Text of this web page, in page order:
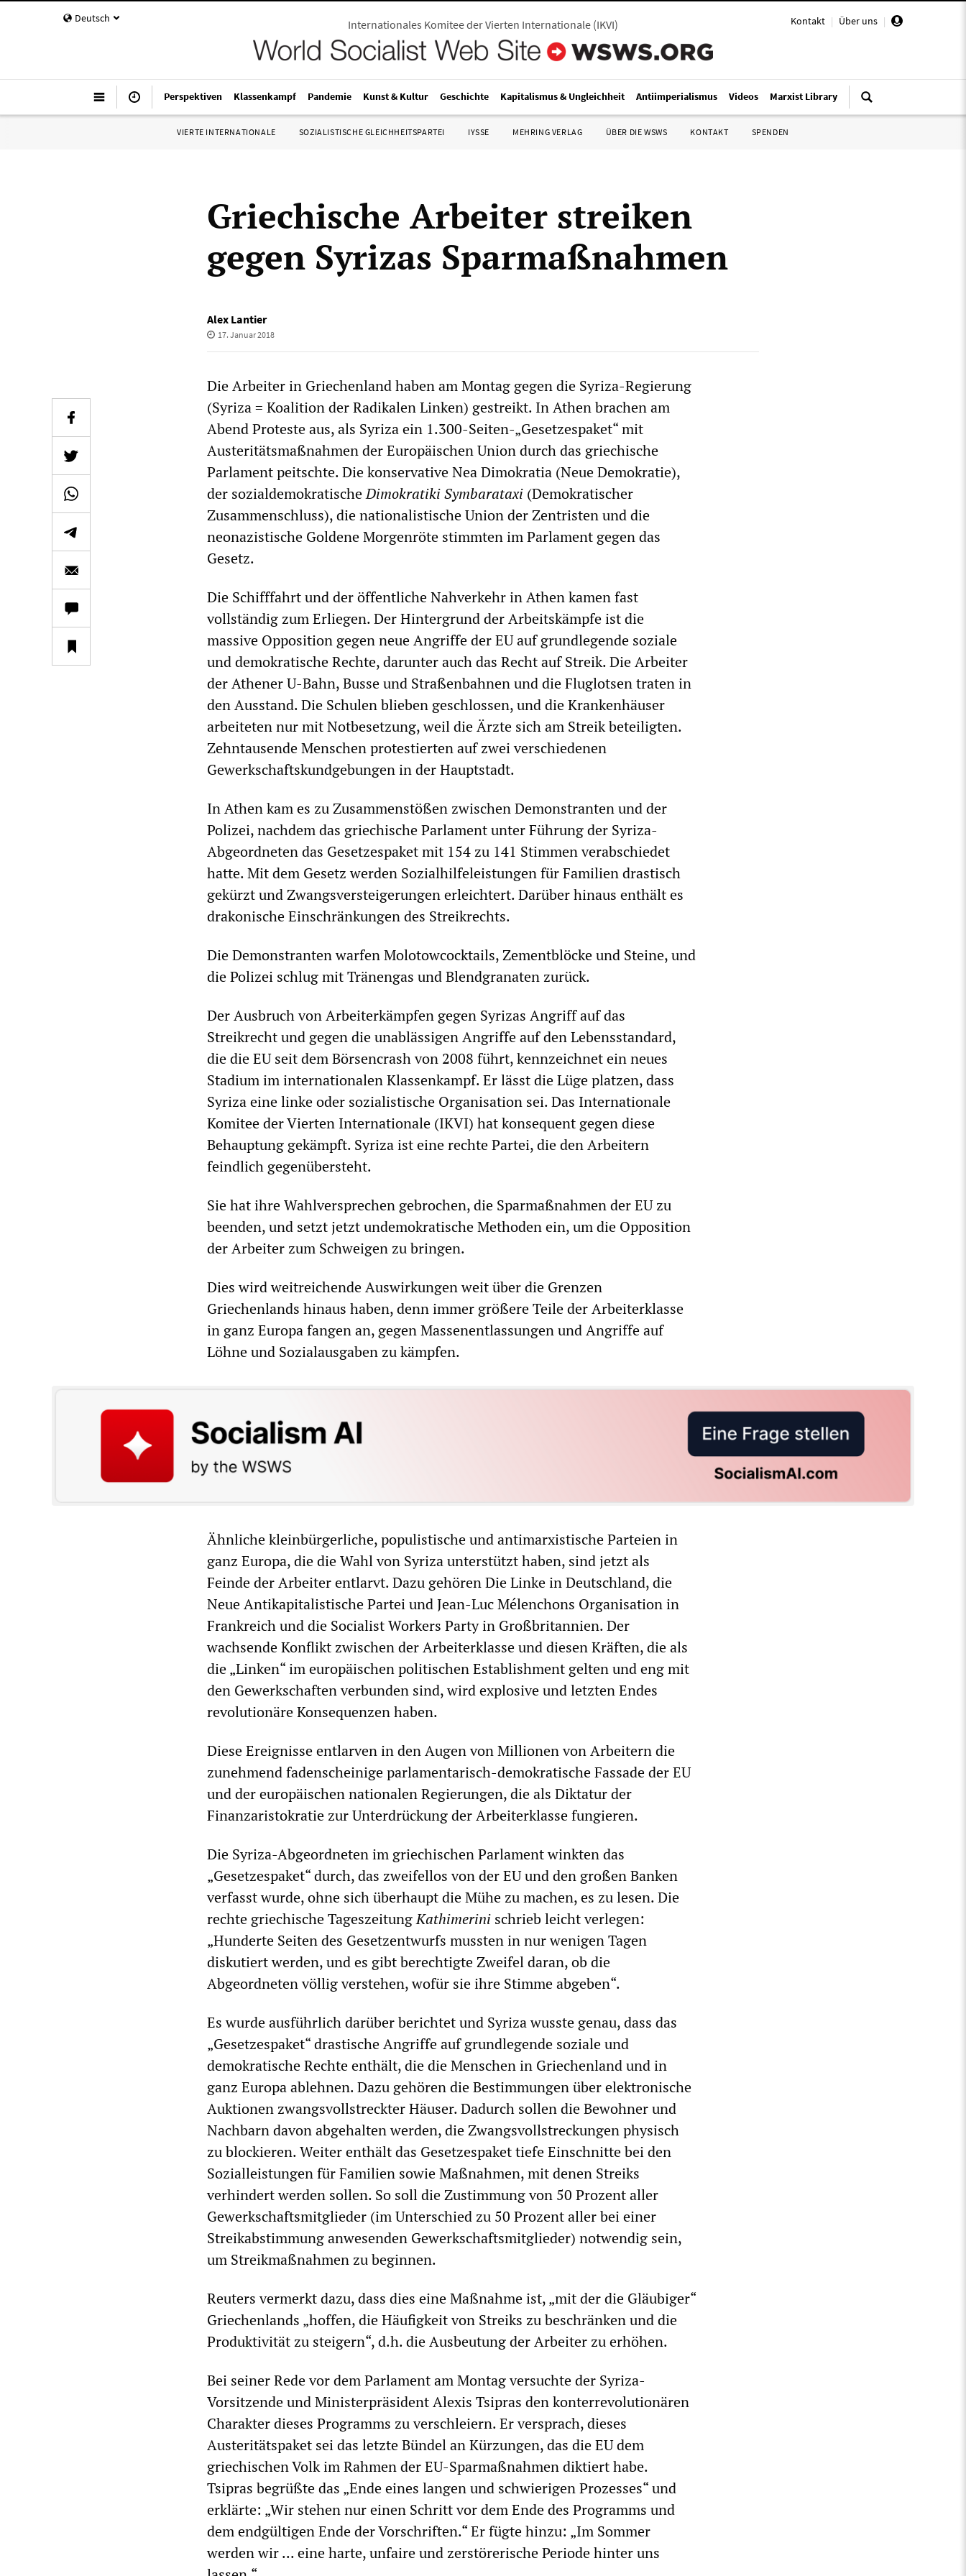
Deutsch Kontakt | Über uns |
Internationales Komitee der Vierten Internationale (IKVI)
Perspektiven Klassenkampf Pandemie Kunst & Kultur Geschichte Kapitalismus & Ungleichheit Antiimperialismus Videos Marxist Library
VIERTE INTERNATIONALE SOZIALISTISCHE GLEICHHEITSPARTEI IYSSE MEHRING VERLAG ÜBER DIE WSWS KONTAKT SPENDEN
Griechische Arbeiter streiken
gegen Syrizas Sparmaßnahmen
Alex Lantier
17. Januar 2018
Die Arbeiter in Griechenland haben am Montag gegen die Syriza-Regierung
(Syriza = Koalition der Radikalen Linken) gestreikt. In Athen brachen am
Abend Proteste aus, als Syriza ein 1.300-Seiten-„Gesetzespaket“ mit
Austeritätsmaßnahmen der Europäischen Union durch das griechische
Parlament peitschte. Die konservative Nea Dimokratia (Neue Demokratie),
der sozialdemokratischeDimokratiki Symbarataxi (Demokratischer
Zusammenschluss), die nationalistische Union der Zentristen und die
neonazistische Goldene Morgenröte stimmten im Parlament gegen das
Gesetz.
Die Schifffahrt und der öffentliche Nahverkehr in Athen kamen fast
vollständig zum Erliegen. Der Hintergrund der Arbeitskämpfe ist die
massive Opposition gegen neue Angriffe der EU auf grundlegende soziale
und demokratische Rechte, darunter auch das Recht auf Streik. Die Arbeiter
der Athener U-Bahn, Busse und Straßenbahnen und die Fluglotsen traten in
den Ausstand. Die Schulen blieben geschlossen, und die Krankenhäuser
arbeiteten nur mit Notbesetzung, weil die Ärzte sich am Streik beteiligten.
Zehntausende Menschen protestierten auf zwei verschiedenen
Gewerkschaftskundgebungen in der Hauptstadt.
In Athen kam es zu Zusammenstößen zwischen Demonstranten und der
Polizei, nachdem das griechische Parlament unter Führung der Syriza-
Abgeordneten das Gesetzespaket mit 154 zu 141 Stimmen verabschiedet
hatte. Mit dem Gesetz werden Sozialhilfeleistungen für Familien drastisch
gekürzt und Zwangsversteigerungen erleichtert. Darüber hinaus enthält es
drakonische Einschränkungen des Streikrechts.
Die Demonstranten warfen Molotowcocktails, Zementblöcke und Steine, und
die Polizei schlug mit Tränengas und Blendgranaten zurück.
Der Ausbruch von Arbeiterkämpfen gegen Syrizas Angriff auf das
Streikrecht und gegen die unablässigen Angriffe auf den Lebensstandard,
die die EU seit dem Börsencrash von 2008 führt, kennzeichnet ein neues
Stadium im internationalen Klassenkampf. Er lässt die Lüge platzen, dass
Syriza eine linke oder sozialistische Organisation sei. Das Internationale
Komitee der Vierten Internationale (IKVI) hat konsequent gegen diese
Behauptung gekämpft. Syriza ist eine rechte Partei, die den Arbeitern
feindlich gegenübersteht.
Sie hat ihre Wahlversprechen gebrochen, die Sparmaßnahmen der EU zu
beenden, und setzt jetzt undemokratische Methoden ein, um die Opposition
der Arbeiter zum Schweigen zu bringen.
Dies wird weitreichende Auswirkungen weit über die Grenzen
Griechenlands hinaus haben, denn immer größere Teile der Arbeiterklasse
in ganz Europa fangen an, gegen Massenentlassungen und Angriffe auf
Löhne und Sozialausgaben zu kämpfen.
Ähnliche kleinbürgerliche, populistische und antimarxistische Parteien in
ganz Europa, die die Wahl von Syriza unterstützt haben, sind jetzt als
Feinde der Arbeiter entlarvt. Dazu gehören Die Linke in Deutschland, die
Neue Antikapitalistische Partei und Jean-Luc Mélenchons Organisation in
Frankreich und die Socialist Workers Party in Großbritannien. Der
wachsende Konflikt zwischen der Arbeiterklasse und diesen Kräften, die als
die „Linken“ im europäischen politischen Establishment gelten und eng mit
den Gewerkschaften verbunden sind, wird explosive und letzten Endes
revolutionäre Konsequenzen haben.
Diese Ereignisse entlarven in den Augen von Millionen von Arbeitern die
zunehmend fadenscheinige parlamentarisch-demokratische Fassade der EU
und der europäischen nationalen Regierungen, die als Diktatur der
Finanzaristokratie zur Unterdrückung der Arbeiterklasse fungieren.
Die Syriza-Abgeordneten im griechischen Parlament winkten das
„Gesetzespaket“ durch, das zweifellos von der EU und den großen Banken
verfasst wurde, ohne sich überhaupt die Mühe zu machen, es zu lesen. Die
rechte griechische TageszeitungKathimerini schrieb leicht verlegen:
„Hunderte Seiten des Gesetzentwurfs mussten in nur wenigen Tagen
diskutiert werden, und es gibt berechtigte Zweifel daran, ob die
Abgeordneten völlig verstehen, wofür sie ihre Stimme abgeben“.
Es wurde ausführlich darüber berichtet und Syriza wusste genau, dass das
„Gesetzespaket“ drastische Angriffe auf grundlegende soziale und
demokratische Rechte enthält, die die Menschen in Griechenland und in
ganz Europa ablehnen. Dazu gehören die Bestimmungen über elektronische
Auktionen zwangsvollstreckter Häuser. Dadurch sollen die Bewohner und
Nachbarn davon abgehalten werden, die Zwangsvollstreckungen physisch
zu blockieren. Weiter enthält das Gesetzespaket tiefe Einschnitte bei den
Sozialleistungen für Familien sowie Maßnahmen, mit denen Streiks
verhindert werden sollen. So soll die Zustimmung von 50 Prozent aller
Gewerkschaftsmitglieder (im Unterschied zu 50 Prozent aller bei einer
Streikabstimmung anwesenden Gewerkschaftsmitglieder) notwendig sein,
um Streikmaßnahmen zu beginnen.
Reuters vermerkt dazu, dass dies eine Maßnahme ist, „mit der die Gläubiger“
Griechenlands „hoffen, die Häufigkeit von Streiks zu beschränken und die
Produktivität zu steigern“, d.h. die Ausbeutung der Arbeiter zu erhöhen.
Bei seiner Rede vor dem Parlament am Montag versuchte der Syriza-
Vorsitzende und Ministerpräsident Alexis Tsipras den konterrevolutionären
Charakter dieses Programms zu verschleiern. Er versprach, dieses
Austeritätspaket sei das letzte Bündel an Kürzungen, das die EU dem
griechischen Volk im Rahmen der EU-Sparmaßnahmen diktiert habe.
Tsipras begrüßte das „Ende eines langen und schwierigen Prozesses“ und
erklärte: „Wir stehen nur einen Schritt vor dem Ende des Programms und
dem endgültigen Ende der Vorschriften.“ Er fügte hinzu: „Im Sommer
werden wir ... eine harte, unfaire und zerstörerische Periode hinter uns